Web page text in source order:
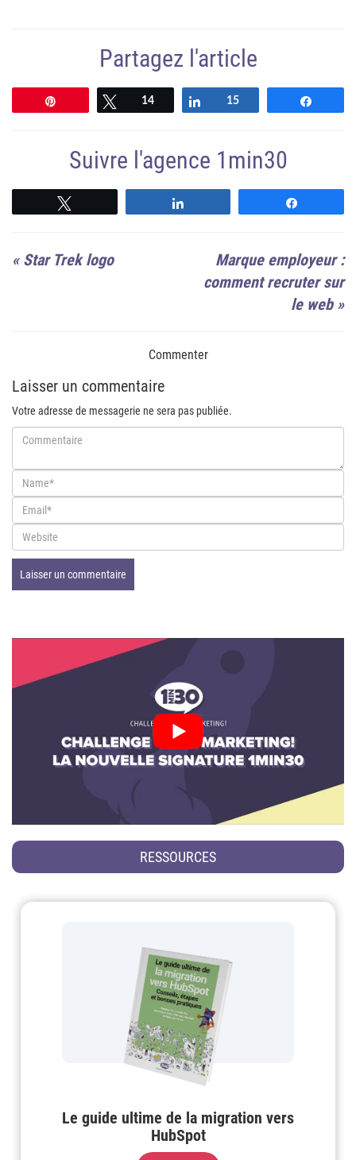
Partagez l'article
Tweetez
14 Partagez
15
Suivre l'agence 1min30
« Star Trek logo
Marque employeur :
comment recruter sur
le web»
Commenter
Laisser un commentaire
Votre adresse de messagerie ne sera pas publiée.
RESSOURCES
Le guide ultime de la migration vers
HubSpot